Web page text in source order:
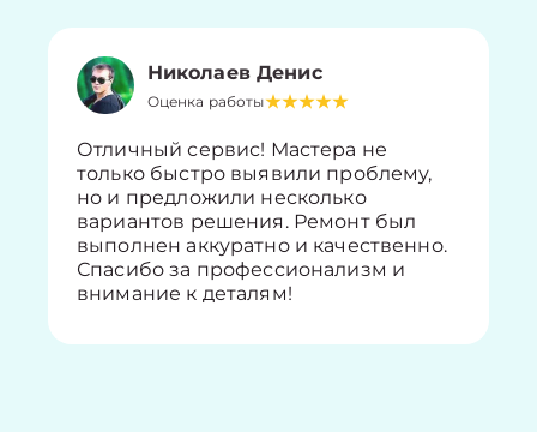
Николаев Денис
Оценка работы
Отличный сервис! Мастера не
только быстро выявили проблему,
но и предложили несколько
вариантов решения. Ремонт был
выполнен аккуратно и качественно.
Спасибо за профессионализм и
внимание к деталям!